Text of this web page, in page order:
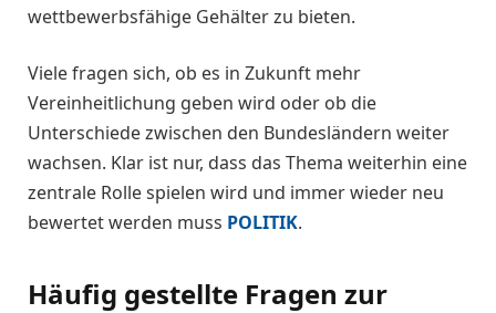
wettbewerbsfähige Gehälter zu bieten.
Viele fragen sich, ob es in Zukunft mehr
Vereinheitlichung geben wird oder ob die
Unterschiede zwischen den Bundesländern weiter
wachsen. Klar ist nur, dass das Thema weiterhin eine
zentrale Rolle spielen wird und immer wieder neu
bewertet werden muss POLITIK.
Häufig gestellte Fragen zur